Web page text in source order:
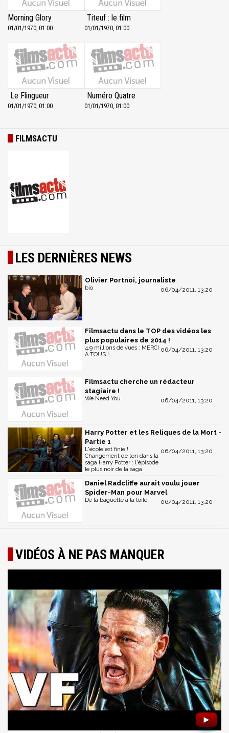
Morning Glory
01/01/1970, 01:00
Titeuf : le film
01/01/1970, 01:00
Le Flingueur
01/01/1970, 01:00
Numéro Quatre
01/01/1970, 01:00
FILMSACTU
LES DERNIÈRES NEWS
Olivier Portnoi, journaliste
06/04/2011, 13:20
bio
Filmsactu dans le TOP des vidéos les
plus populaires de 2014 !
06/04/2011, 13:20
4,9 millions de vues : MERCI
A TOUS !
Filmsactu cherche un rédacteur
stagiaire !
06/04/2011, 13:20
We Need You
Harry Potter et les Reliques de la Mort -
Partie 1
06/04/2011, 13:20
L'école est finie !
Changement de ton dans la
saga Harry Potter : l'épisode
le plus noir de la saga
Daniel Radcliffe aurait voulu jouer
Spider-Man pour Marvel
06/04/2011, 13:20
De la baguette à la toile
VIDÉOS À NE PAS MANQUER
►